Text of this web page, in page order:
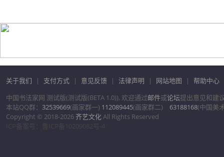
关于我们 | 支付方式 | 意见反馈 | 法律声明 | 网站地图 | 帮助中心
中国书法家网 测试版(测试版(BETA 1.0)), 欢迎通过邮件或论坛提出意见和建
本站QQ群： 32539669(画家群一) 112089445(画家群二) 63188168(中国美
Copyright © 2018-2026 齐艺文化All Rights Reserved